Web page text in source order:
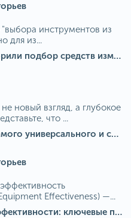
инструментов из
для из...
На ОДК-Сатурн в 30 раз ускорили подбор средств измерения для контроля качества продукции
новый взгляд, а глубокое
что ...
Алгоритм расчета ОЕЕ как самого универсального и современного показателя эффективности оборудования в мире
Effectiveness) —...
Измерение операционной эффективности: ключевые показатели для непрерывного совершенствования